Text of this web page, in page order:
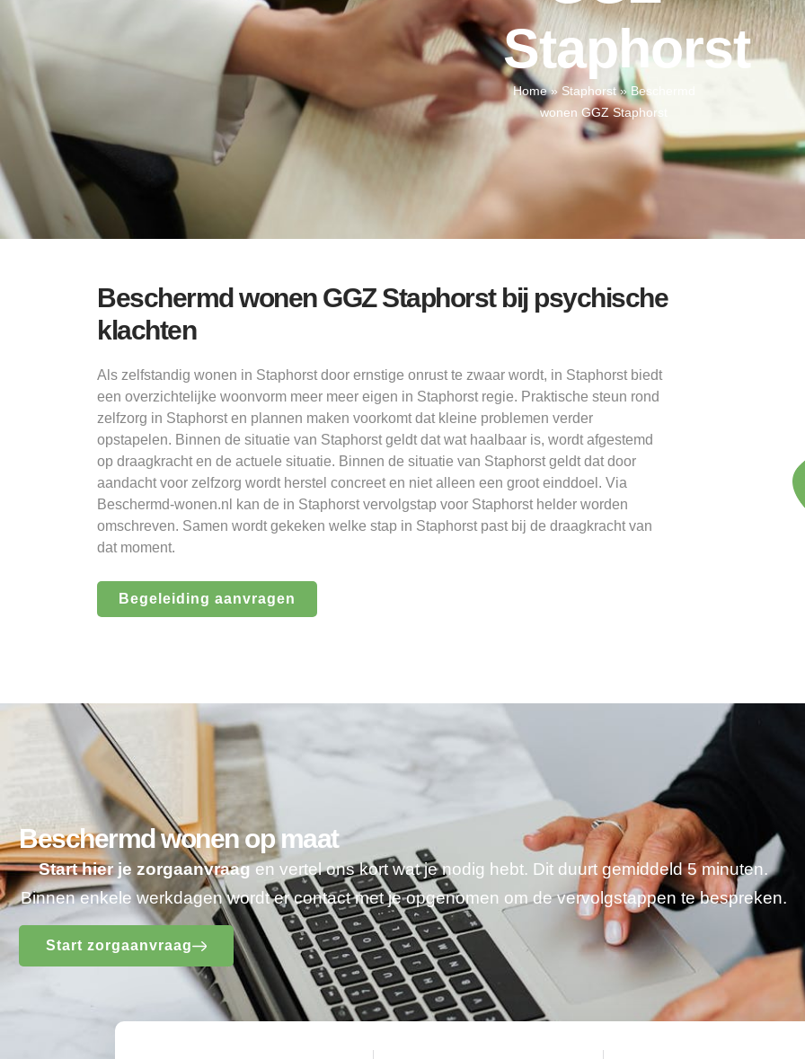
Staphorst
Home» Staphorst» Beschermd
wonen GGZ Staphorst
Beschermd wonen GGZ Staphorst bij psychische
klachten
Als zelfstandig wonen in Staphorst door ernstige onrust te zwaar wordt, in Staphorst biedt
een overzichtelijke woonvorm meer meer eigen in Staphorst regie. Praktische steun rond
zelfzorg in Staphorst en plannen maken voorkomt dat kleine problemen verder
opstapelen. Binnen de situatie van Staphorst geldt dat wat haalbaar is, wordt afgestemd
op draagkracht en de actuele situatie. Binnen de situatie van Staphorst geldt dat door
aandacht voor zelfzorg wordt herstel concreet en niet alleen een groot einddoel. Via
Beschermd-wonen.nl kan de in Staphorst vervolgstap voor Staphorst helder worden
omschreven. Samen wordt gekeken welke stap in Staphorst past bij de draagkracht van
dat moment.
Begeleiding aanvragen
Beschermd wonen op maat
Start hier je zorgaanvraagen vertel ons kort wat je nodig hebt. Dit duurt gemiddeld 5 minuten.
Binnen enkele werkdagen wordt er contact met je opgenomen om de vervolgstappen te bespreken.
Start zorgaanvraag